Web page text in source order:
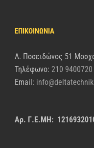
ΕΠΙΚΟΙΝΩΝΙΑ
Λ. Ποσειδώνος 51
Τηλέφωνο: 210 9400720
Email:
Αρ. Γ.Ε.ΜΗ: